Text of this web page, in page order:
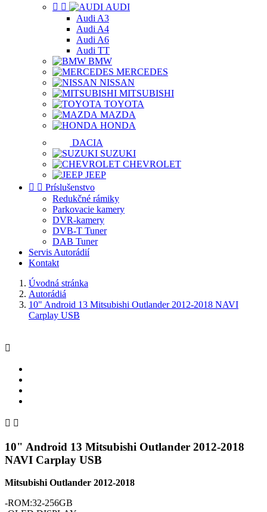
 
AUDI
Audi A3
Audi A4
Audi A6
Audi TT
BMW
MERCEDES
NISSAN
MITSUBISHI
TOYOTA
MAZDA
HONDA
DACIA
SUZUKI
CHEVROLET
JEEP
  Príslušenstvo
Redukčné rámiky
Parkovacie kamery
DVR-kamery
DVB-T Tuner
DAB Tuner
Servis Autorádií
Kontakt
Úvodná stránka
Autorádiá
10" Android 13 Mitsubishi Outlander 2012-2018 NAVI
Carplay USB

 
10" Android 13 Mitsubishi Outlander 2012-2018
NAVI Carplay USB
MitsubishiOutlander 2012-2018
-ROM:32-256GB